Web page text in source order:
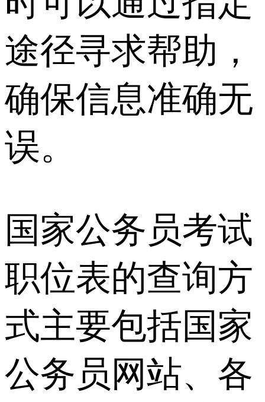
途径寻求帮助，
确保信息准确无
误。
国家公务员考试
职位表的查询方
式主要包括国家
公务员网站、各